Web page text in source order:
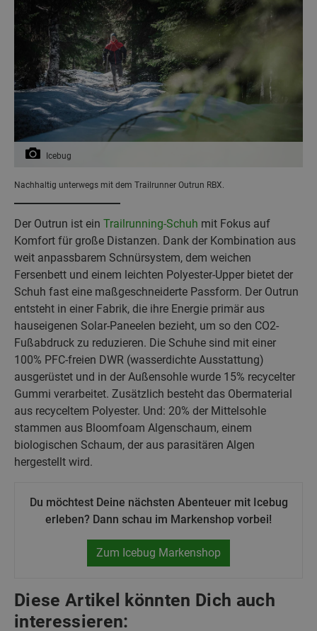
Icebug
Nachhaltig unterwegs mit dem Trailrunner Outrun RBX.
Der Outrun ist ein Trailrunning-Schuh mit Fokus auf
Komfort für große Distanzen. Dank der Kombination aus
weit anpassbarem Schnürsystem, dem weichen
Fersenbett und einem leichten Polyester-Upper bietet der
Schuh fast eine maßgeschneiderte Passform. Der Outrun
entsteht in einer Fabrik, die ihre Energie primär aus
hauseigenen Solar-Paneelen bezieht, um so den CO2-
Fußabdruck zu reduzieren. Die Schuhe sind mit einer
100% PFC-freien DWR (wasserdichte Ausstattung)
ausgerüstet und in der Außensohle wurde 15% recycelter
Gummi verarbeitet. Zusätzlich besteht das Obermaterial
aus recyceltem Polyester. Und: 20% der Mittelsohle
stammen aus Bloomfoam Algenschaum, einem
biologischen Schaum, der aus parasitären Algen
hergestellt wird.
Du möchtest Deine nächsten Abenteuer mit Icebug
erleben? Dann schau im Markenshop vorbei!
Zum Icebug Markenshop
Diese Artikel könnten Dich auch
interessieren: